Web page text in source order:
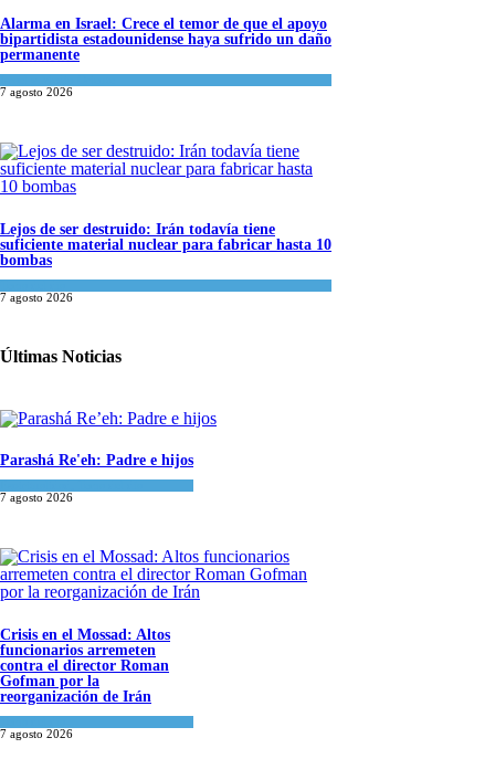
Alarma en Israel: Crece el temor de que el apoyo
bipartidista estadounidense haya sufrido un daño
permanente
7 agosto 2026
Lejos de ser destruido: Irán todavía tiene
suficiente material nuclear para fabricar hasta 10
bombas
7 agosto 2026
Últimas Noticias
Parashá Re'eh: Padre e hijos
7 agosto 2026
Crisis en el Mossad: Altos
funcionarios arremeten
contra el director Roman
Gofman por la
reorganización de Irán
7 agosto 2026